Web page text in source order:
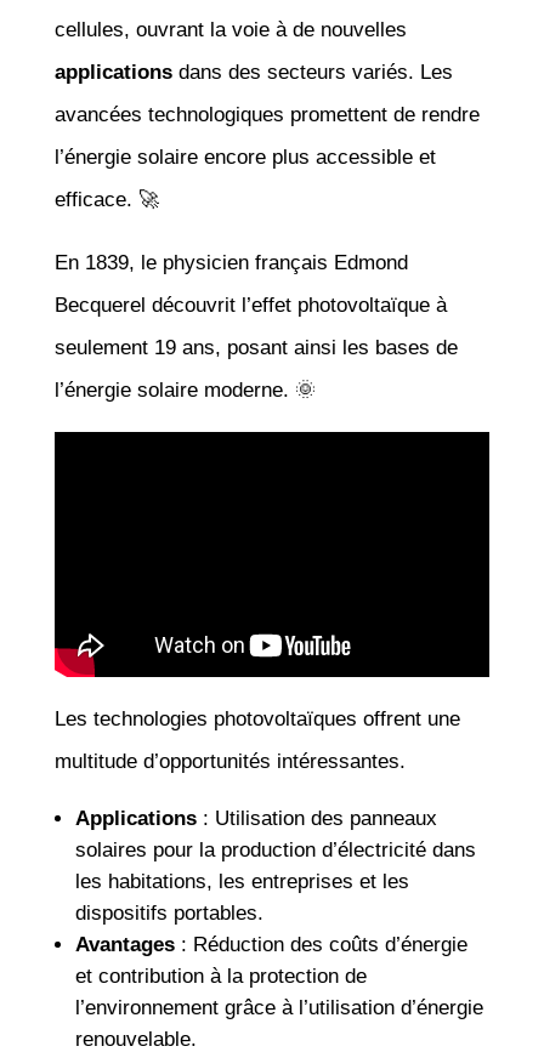
cellules, ouvrant la voie à de nouvelles
applicationsdans des secteurs variés. Les
avancées technologiques promettent de rendre
l’énergie solaire encore plus accessible et
efficace. 🚀
En 1839, le physicien français Edmond
Becquerel découvrit l’effet photovoltaïque à
seulement 19 ans, posant ainsi les bases de
l’énergie solaire moderne. 🌞
Les technologies photovoltaïques offrent une
multitude d’opportunités intéressantes.
Applications: Utilisation des panneaux
solaires pour la production d’électricité dans
les habitations, les entreprises et les
dispositifs portables.
Avantages: Réduction des coûts d’énergie
et contribution à la protection de
l’environnement grâce à l’utilisation d’énergie
renouvelable.